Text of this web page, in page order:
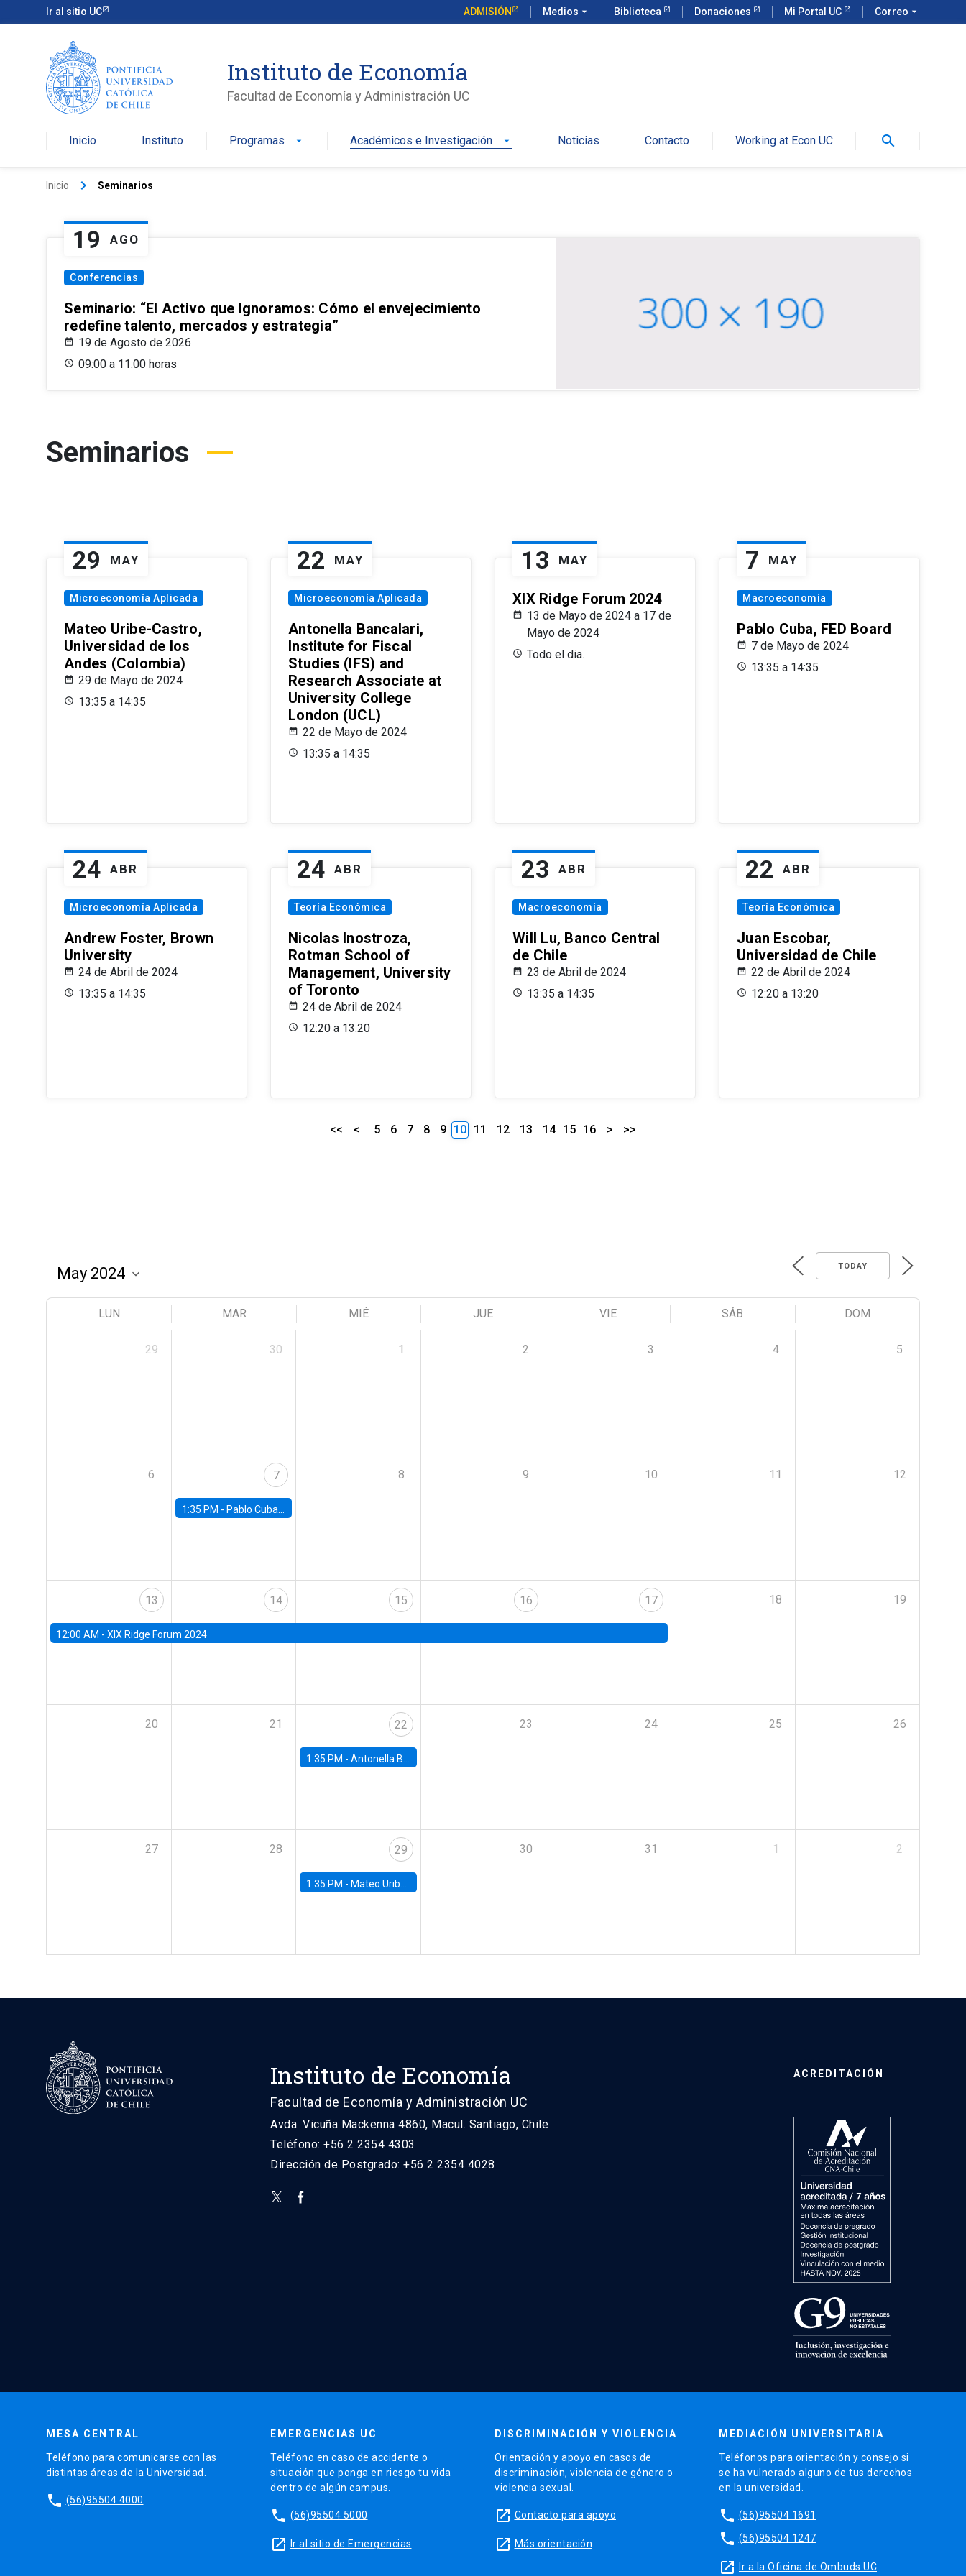
Ir al sitio UC ADMISIÓN Medios arrow_drop_down Biblioteca Donaciones Mi Portal UC Correo arrow_drop_down
Instituto de Economía
Facultad de Economía y Administración UC
Inicio Instituto Programas arrow_drop_down Académicos e Investigación arrow_drop_down Noticias Contacto Working at Econ UC search
Inicio keyboard_arrow_right Seminarios
19 AGO
Conferencias
Seminario: “El Activo que Ignoramos: Cómo el envejecimiento
redefine talento, mercados y estrategia”
19 de Agosto de 2026
09:00 a 11:00 horas
Seminarios
29 MAY
Microeconomía Aplicada
Mateo Uribe-Castro,
Universidad de los
Andes (Colombia)
29 de Mayo de 2024
13:35 a 14:35
22 MAY
Microeconomía Aplicada
Antonella Bancalari,
Institute for Fiscal
Studies (IFS) and
Research Associate at
University College
London (UCL)
22 de Mayo de 2024
13:35 a 14:35
13 MAY
XIX Ridge Forum 2024
13 de Mayo de 2024 a 17 de
Mayo de 2024
Todo el dia.
7 MAY
Macroeconomía
Pablo Cuba, FED Board
7 de Mayo de 2024
13:35 a 14:35
24 ABR
Microeconomía Aplicada
Andrew Foster, Brown
University
24 de Abril de 2024
13:35 a 14:35
24 ABR
Teoría Económica
Nicolas Inostroza,
Rotman School of
Management, University
of Toronto
24 de Abril de 2024
12:20 a 13:20
23 ABR
Macroeconomía
Will Lu, Banco Central
de Chile
23 de Abril de 2024
13:35 a 14:35
22 ABR
Teoría Económica
Juan Escobar,
Universidad de Chile
22 de Abril de 2024
12:20 a 13:20
<< < 5 6 7 8 9 10 11 12 13 14 15 16 > >>
TODAY
LUN MAR MIÉ JUE VIE SÁB DOM
29 30 1 2 3 4 5
6 7
1:35 PM - Pablo Cuba, FED Board
8 9 10 11 12
13
12:00 AM - XIX Ridge Forum 2024
14 15 16 17 18 19
20 21 22
1:35 PM -Antonella Bancalari, Institute for Fiscal Studies (IFS) and Research Associate at University College London (UCL)
23 24 25 26
27 28 29
1:35 PM - Mateo Uribe-Castro, Universidad de los Andes (Colombia)
30 31 1 2
Instituto de Economía
Facultad de Economía y Administración UC
Avda. Vicuña Mackenna 4860, Macul. Santiago, Chile
Teléfono: +56 2 2354 4303
Dirección de Postgrado: +56 2 2354 4028
ACREDITACIÓN
MESA CENTRAL
Teléfono para comunicarse con las
distintas áreas de la Universidad.
phone (56)95504 4000
EMERGENCIAS UC
Teléfono en caso de accidente o
situación que ponga en riesgo tu vida
dentro de algún campus.
phone (56)95504 5000
launch Ir al sitio de Emergencias
DISCRIMINACIÓN Y VIOLENCIA
Orientación y apoyo en casos de
discriminación, violencia de género o
violencia sexual.
launch Contacto para apoyo
launch Más orientación
MEDIACIÓN UNIVERSITARIA
Teléfonos para orientación y consejo si
se ha vulnerado alguno de tus derechos
en la universidad.
phone (56)95504 1691
phone (56)95504 1247
launch Ir a la Oficina de Ombuds UC